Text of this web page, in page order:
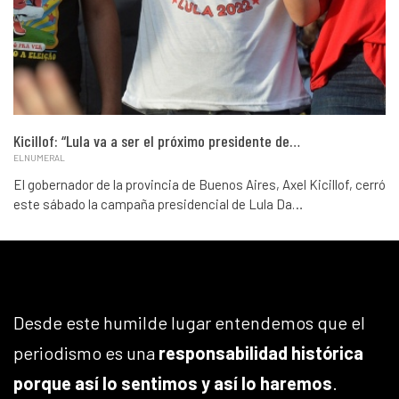
Kicillof: “Lula va a ser el próximo presidente de…
ELNUMERAL
El gobernador de la provincia de Buenos Aires, Axel Kicillof, cerró
este sábado la campaña presidencial de Lula Da…
Desde este humilde lugar entendemos que el
periodismo es una responsabilidad histórica
porque así lo sentimos y así lo haremos.